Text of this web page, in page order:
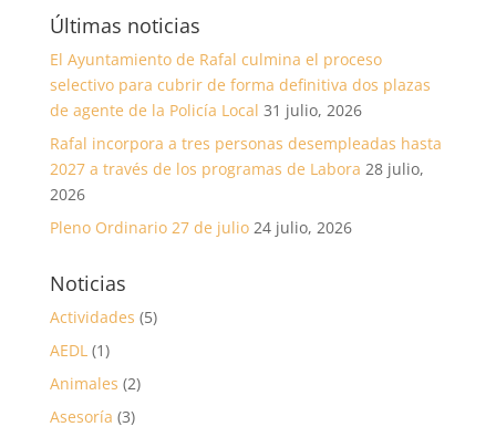
Últimas noticias
El Ayuntamiento de Rafal culmina el proceso
selectivo para cubrir de forma definitiva dos plazas
de agente de la Policía Local 31 julio, 2026
Rafal incorpora a tres personas desempleadas hasta
2027 a través de los programas de Labora 28 julio,
2026
Pleno Ordinario 27 de julio 24 julio, 2026
Noticias
Actividades (5)
AEDL (1)
Animales (2)
Asesoría (3)